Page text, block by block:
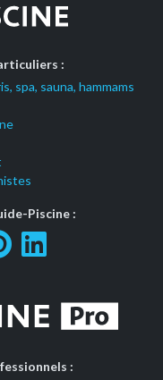
:
spa, sauna, hammams
Piscine :
: